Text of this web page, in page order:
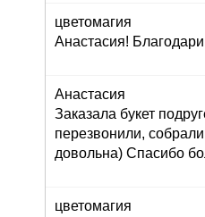
цветомагия
Анастасия!
Анастасия
Заказала букет
перезвонили,
довольна) Спасибо
цветомагия